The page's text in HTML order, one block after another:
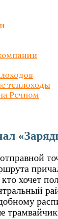
теплоходы
Речном
хочет